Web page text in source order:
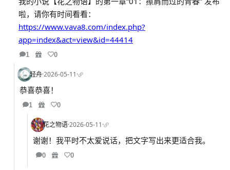
啦，请你有时间看看：
https://www.vava8.com/index.php?
app=index&act=view&id=44414
1 0
轻舟·2026-05-11·
恭喜恭喜！
1 0
花之物语·2026-05-11·
谢谢！我平时不太爱说话，把文字写出来更适合我。
0 0